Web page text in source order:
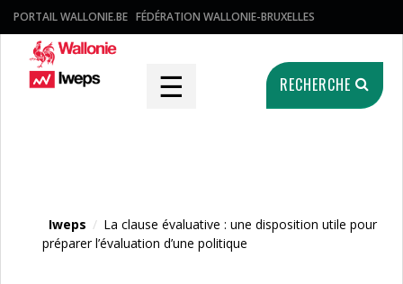
PORTAIL WALLONIE.BE FÉDÉRATION WALLONIE-BRUXELLES
☰ RECHERCHE
Iweps / La clause évaluative : une disposition utile pour
préparer l’évaluation d’une politique